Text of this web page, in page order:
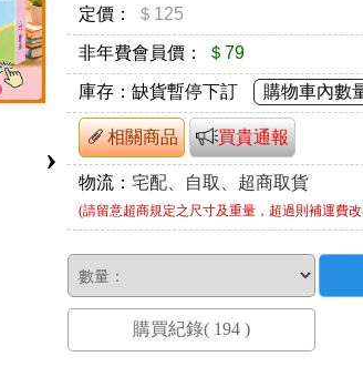
›
定價： ＄125
非年費會員價： ＄79
庫存：缺貨暫停下訂 購物車內數
相關商品 買貴通報
物流：宅配、自取、超商取貨
(請留意超商規定之尺寸及重量，超過則補運費
數量：